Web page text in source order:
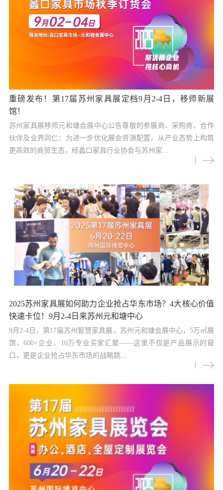
重磅发布！第17届苏州家具展定档9月2-4日，移师新展
馆！
苏州家具展移师元和塘会展中心公告尊敬的参展商、采购商、合作
伙伴及业界同仁：为进一步优化展会资源配置，从产业态势上构筑
更高效的商贸生态，经蠡口家具行业协会与苏州家...
2025苏州家具展如何助力企业抢占华东市场？4大核心价值
快速卡位！9月2-4日来苏州元和塘中心
9月2-4日，第17届苏州智慧家具展，苏州元和塘会展中心，5万㎡展
馆、600+企业、10万专业买家汇聚——这里不仅是产品展示的窗
口，更是企业抢占华东市场的战略跳...